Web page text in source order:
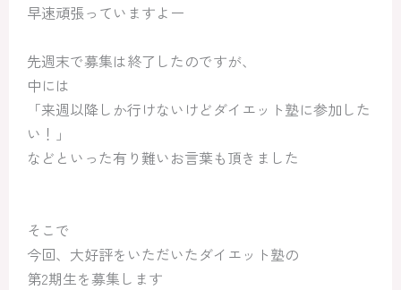
早速頑張っていますよー
先週末で募集は終了したのですが、
中には
「来週以降しか行けないけどダイエット塾に参加した
い！」
などといった有り難いお言葉も頂きました
そこで
今回、大好評をいただいたダイエット塾の
第2期生を募集します